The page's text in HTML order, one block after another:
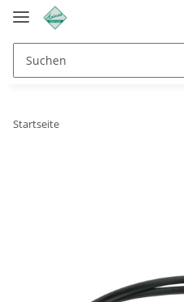
Startseite